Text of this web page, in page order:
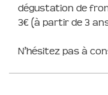
dégustation de
3€ (à partir de 3
N’hésitez pas à